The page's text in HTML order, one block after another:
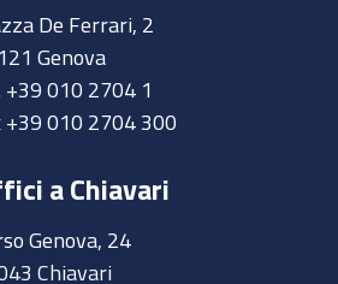
De Ferrari, 2
Genova
+39 010 2704 1
+39 010 2704 300
a Chiavari
Genova, 24
Chiavari